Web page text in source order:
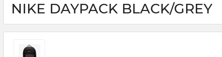
NIKE DAYPACK BLACK/GREY